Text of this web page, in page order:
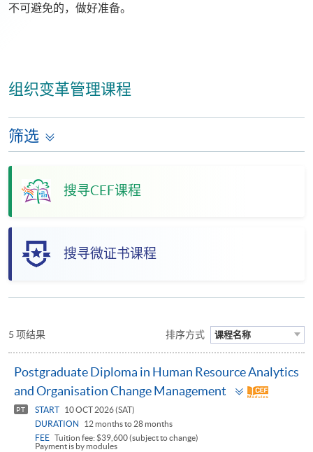
不可避免的，做好准备。
组织变革管理课程
筛选
搜寻CEF课程
搜寻微证书课程
5 项结果 排序方式 课程名称
Postgraduate Diploma in Human Resource Analytics
and Organisation Change Management
Toggle
panel
PT START
10 OCT 2026 (SAT)
DURATION
12 months to 28 months
FEE Tuition fee: $39,600 (subject to change)
Payment is by modules